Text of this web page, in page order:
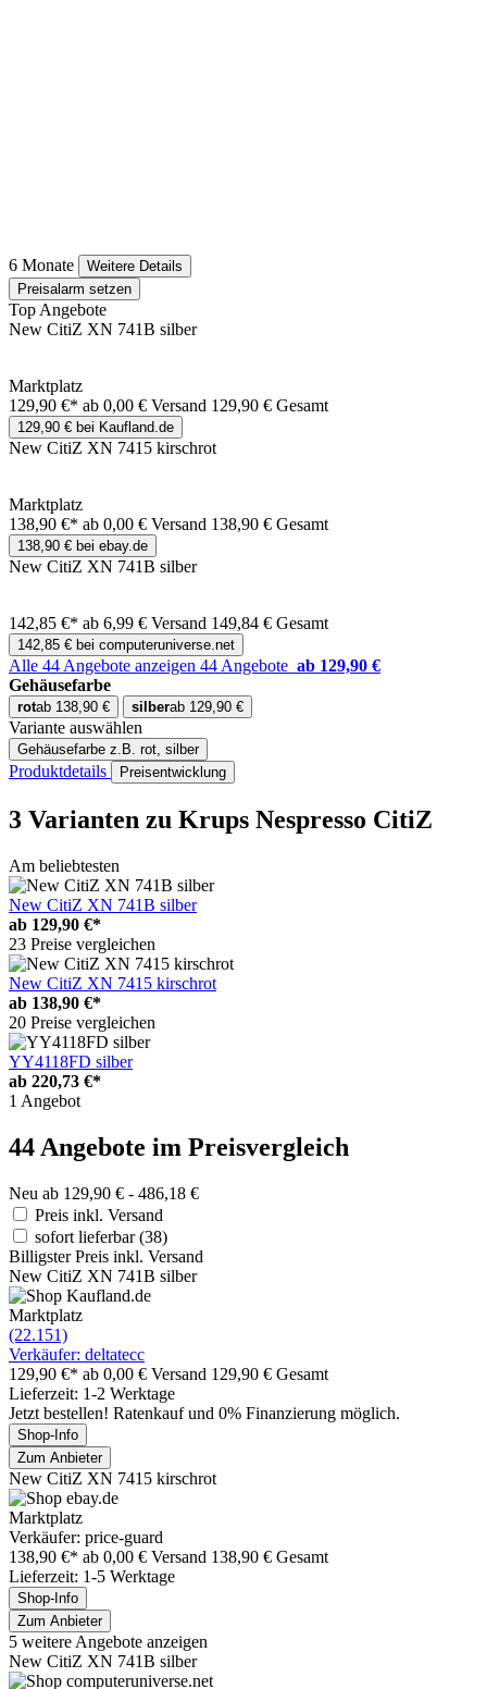
6 Monate
Weitere Details
Preisalarm setzen
Top Angebote
New CitiZ XN 741B silber
Marktplatz
129,90 €* ab 0,00 € Versand 129,90 € Gesamt
129,90 € bei Kaufland.de
New CitiZ XN 7415 kirschrot
Marktplatz
138,90 €* ab 0,00 € Versand 138,90 € Gesamt
138,90 € bei ebay.de
New CitiZ XN 741B silber
142,85 €* ab 6,99 € Versand 149,84 € Gesamt
142,85 € bei computeruniverse.net
Alle 44 Angebote anzeigen 44 Angebote ab 129,90 €
Gehäusefarbe
rotab 138,90 € silberab 129,90 €
Variante auswählen
Gehäusefarbe z.B. rot, silber
Produktdetails Preisentwicklung
3 Varianten zu Krups Nespresso CitiZ
Am beliebtesten
New CitiZ XN 741B silber
ab 129,90 €*
23 Preise vergleichen
New CitiZ XN 7415 kirschrot
ab 138,90 €*
20 Preise vergleichen
YY4118FD silber
ab 220,73 €*
1 Angebot
44 Angebote im Preisvergleich
Neu ab 129,90 € - 486,18 €
Preis inkl. Versand
sofort lieferbar(38)
Billigster Preis inkl. Versand
New CitiZ XN 741B silber
Marktplatz
(22.151)
Verkäufer: deltatecc
129,90 €* ab 0,00 € Versand 129,90 € Gesamt
Lieferzeit: 1-2 Werktage
Jetzt bestellen! Ratenkauf und 0% Finanzierung möglich.
Shop-Info
Zum Anbieter
New CitiZ XN 7415 kirschrot
Marktplatz
Verkäufer: price-guard
138,90 €* ab 0,00 € Versand 138,90 € Gesamt
Lieferzeit: 1-5 Werktage
Shop-Info
Zum Anbieter
5 weitere Angebote anzeigen
New CitiZ XN 741B silber